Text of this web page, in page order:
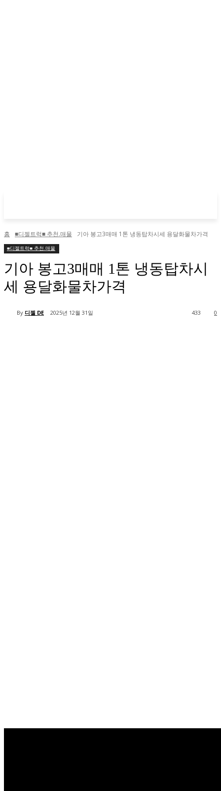
홈 ■디젤트럭■ 추천.매물 기아 봉고3매매 1톤 냉동탑차시세 용달화물차가격
■디젤트럭■ 추천.매물
기아 봉고3매매 1톤 냉동탑차시
세 용달화물차가격
By 디젤 DE 2025년 12월 31일 0
433